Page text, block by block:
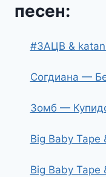
песен:
#ЗАЦВ &
Согдиана —
Зомб —
Big Baby
Big Baby